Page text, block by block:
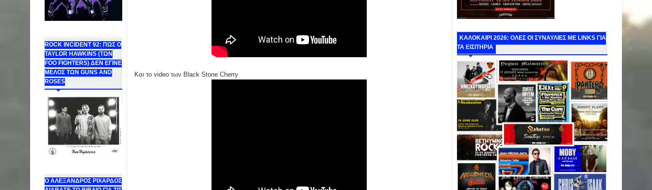
ROCK INCIDENT 92: ΠΩΣ Ο
TAYLOR HAWKINS (ΤΩΝ
FOO FIGHTERS) ΔΕΝ ΕΓΙΝΕ
ΜΕΛΟΣ ΤΩΝ GUNS AND
ROSES
Ο ΑΛΕΞΑΝΔΡΟΣ ΡΙΧΑΡΔΟΣ
Και το video των Black Stone Cherry
ΚΑΛΟΚΑΙΡΙ 2026: ΟΛΕΣ ΟΙ ΣΥΝΑΥΛΙΕΣ ΜΕ LINKS ΓΙΑ
ΤΑ ΕΙΣΙΤΗΡΙΑ